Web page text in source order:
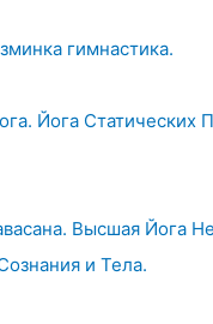
гимнастика.
Йога Статических
Высшая Йога
и Тела.